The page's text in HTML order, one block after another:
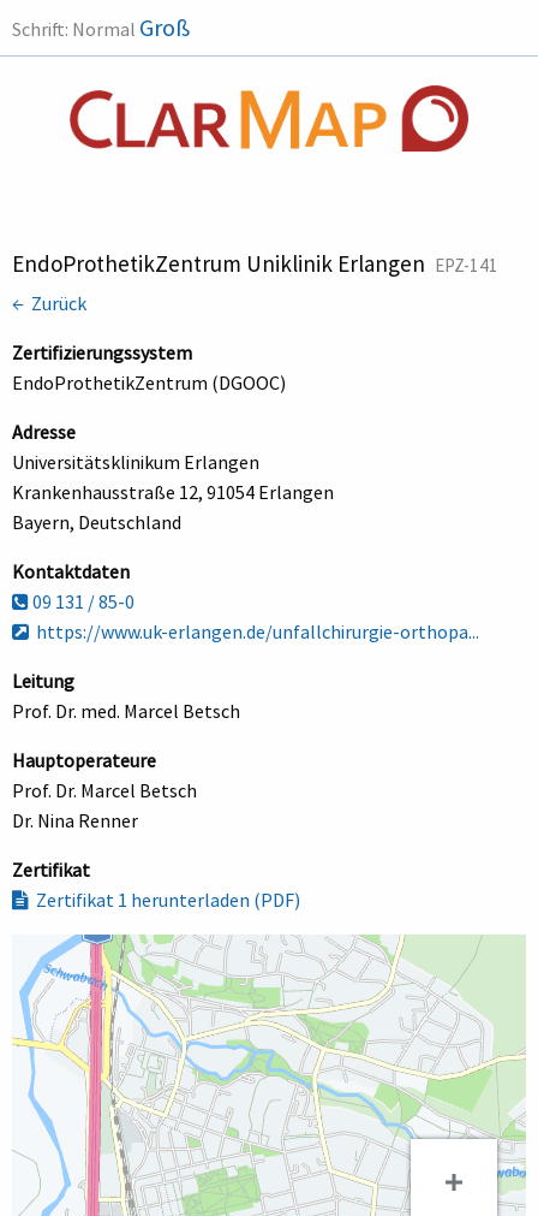
Schrift: Normal Groß
EndoProthetikZentrum Uniklinik Erlangen EPZ-141
← Zurück
Zertifizierungssystem
EndoProthetikZentrum (DGOOC)
Adresse
Universitätsklinikum Erlangen
Krankenhausstraße 12, 91054 Erlangen
Bayern, Deutschland
Kontaktdaten
09 131 / 85-0
https://www.uk-erlangen.de/unfallchirurgie-orthopa...
Leitung
Prof. Dr. med. Marcel Betsch
Hauptoperateure
Prof. Dr. Marcel Betsch
Dr. Nina Renner
Zertifikat
Zertifikat 1 herunterladen (PDF)